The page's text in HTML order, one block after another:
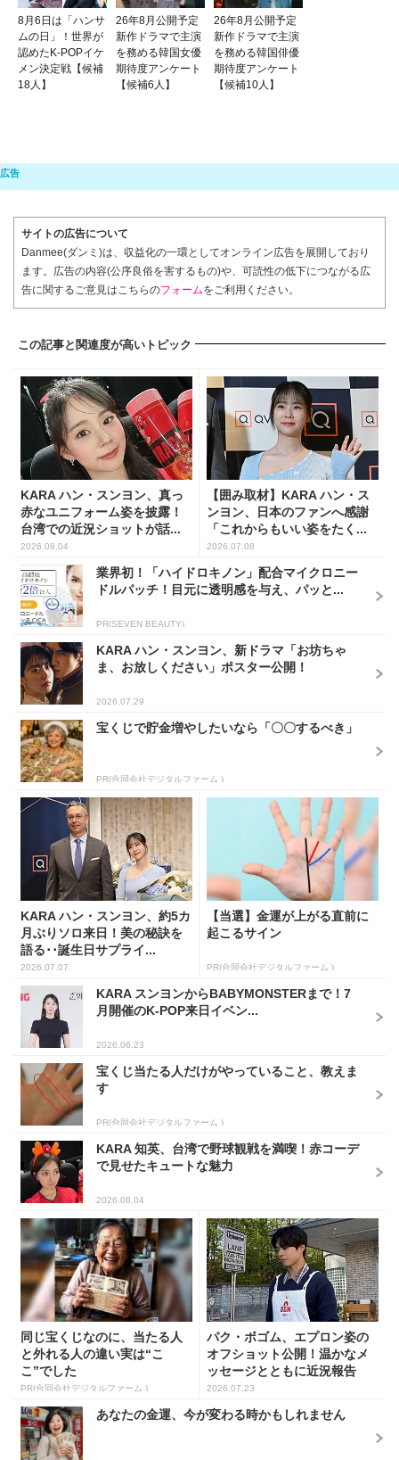
8月6日は「ハンサ
ムの日」！世界が
認めたK-POPイケ
メン決定戦【候補
18人】
26年8月公開予定
新作ドラマで主演
を務める韓国女優
期待度アンケート
【候補6人】
26年8月公開予定
新作ドラマで主演
を務める韓国俳優
期待度アンケート
【候補10人】
サイトの広告について
Danmee(ダンミ)は、収益化の一環としてオンライン広告を展開しており
ます。広告の内容(公序良俗を害するもの)や、可読性の低下につながる広
告に関するご意見はこちらのフォームをご利用ください。
この記事と関連度が高いトピック
KARA ハン・スンヨン、真っ
赤なユニフォーム姿を披露！
台湾での近況ショットが話...
2026.08.04
【囲み取材】KARA ハン・ス
ンヨン、日本のファンへ感謝
「これからもいい姿をたく...
2026.07.08
業界初！「ハイドロキノン」配合マイクロニー
ドルパッチ！目元に透明感を与え、パッと...
PR(SEVEN BEAUTY)
KARA ハン・スンヨン、新ドラマ「お坊ちゃ
ま、お放しください」ポスター公開！
2026.07.29
宝くじで貯金増やしたいなら「〇〇するべき」
PR(合同会社デジタルファーム )
KARA ハン・スンヨン、約5カ
月ぶりソロ来日！美の秘訣を
語る･･誕生日サプライ...
2026.07.07
【当選】金運が上がる直前に
起こるサイン
PR(合同会社デジタルファーム )
KARA スンヨンからBABYMONSTERまで！7
月開催のK-POP来日イベン...
2026.06.23
宝くじ当たる人だけがやっていること、教えま
す
PR(合同会社デジタルファーム )
KARA 知英、台湾で野球観戦を満喫！赤コーデ
で見せたキュートな魅力
2026.08.04
同じ宝くじなのに、当たる人
と外れる人の違い実は“こ
こ”でした
PR(合同会社デジタルファーム )
パク・ボゴム、エプロン姿の
オフショット公開！温かなメ
ッセージとともに近況報告
2026.07.23
あなたの金運、今が変わる時かもしれません